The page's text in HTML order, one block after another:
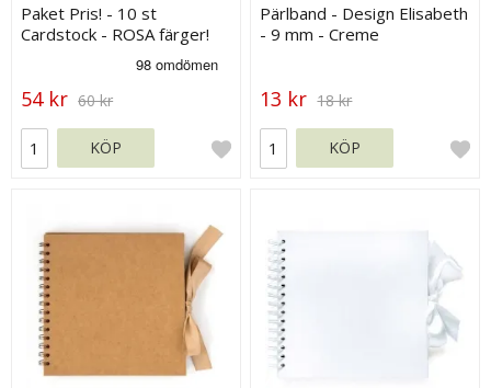
Paket Pris! - 10 st
Cardstock - ROSA färger!
54 kr 60 kr
KÖP
Pärlband - Design Elisabeth
- 9 mm - Creme
13 kr 18 kr
KÖP